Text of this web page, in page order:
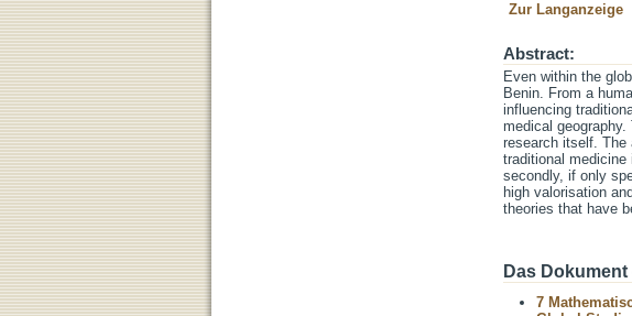
Zur Langanzeige
Abstract:
Even within the
Benin. From a
influencing
medical
research itself. The
traditional
secondly, if only
high valorisation
theories that have
Das
7